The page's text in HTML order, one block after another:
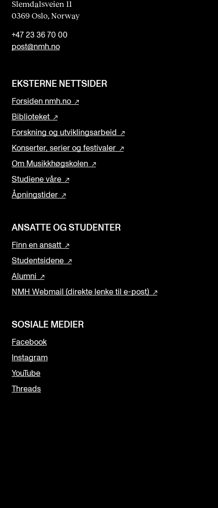
Slemdalsveien 11
0369 Oslo, Norway
+47 23 36 70 00
post@nmh.no
EKSTERNE NETTSIDER
Forsiden nmh.no
Biblioteket
Forskning og utviklingsarbeid
Konserter, serier og festivaler
Om Musikkhøgskolen
Studiene våre
Åpningstider
ANSATTE OG STUDENTER
Finn en ansatt
Studentsidene
Alumni
NMH Webmail (direkte lenke til e-post)
SOSIALE MEDIER
Facebook
Instagram
YouTube
Threads